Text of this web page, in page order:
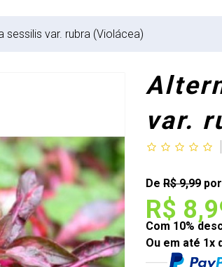
sessilis var. rubra (Violácea)
var.
De R$ 9,99
R$
Com 10%
Ou em até 1x